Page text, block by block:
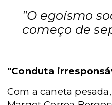
"O egoísmo
começo de
"Conduta
Com a caneta